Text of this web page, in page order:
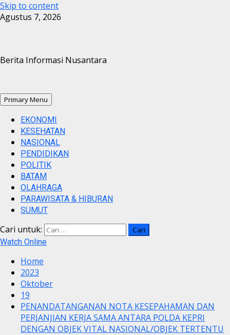
Skip to content
Agustus 7, 2026
Berita Informasi Nusantara
Primary Menu
EKONOMI
KESEHATAN
NASIONAL
PENDIDIKAN
POLITIK
BATAM
OLAHRAGA
PARAWISATA & HIBURAN
SUMUT
Cari untuk:
Watch Online
Home
2023
Oktober
19
PENANDATANGANAN NOTA KESEPAHAMAN DAN
PERJANJIAN KERJA SAMA ANTARA POLDA KEPRI
DENGAN OBJEK VITAL NASIONAL/OBJEK TERTENTU